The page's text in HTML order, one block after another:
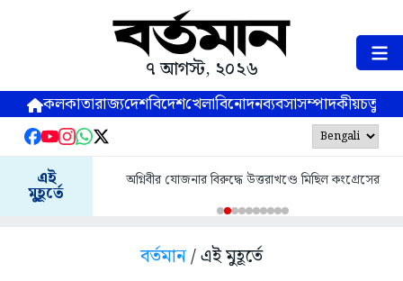
৭ আগস্ট, ২০২৬
কলকাতারাজ্যদেশবিদেশখেলাবিনোদনব্যবসাসম্পাদকীয়
এই
মুহূর্তে
অগ্নিবীর যোজনার বিরুদ্ধে উত্তরাখণ্ডে মিছিল কংগ্রেসের
বর্তমান/ এই মুহূর্তে